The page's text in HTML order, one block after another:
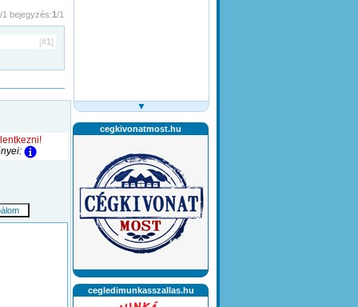
/1 bejegyzés:1/1
[#1]
▼
cegkivonatmost.hu
cegledimunkasszallas.hu